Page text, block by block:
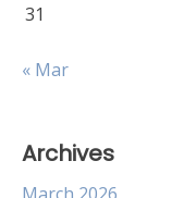
31
« Mar
Archives